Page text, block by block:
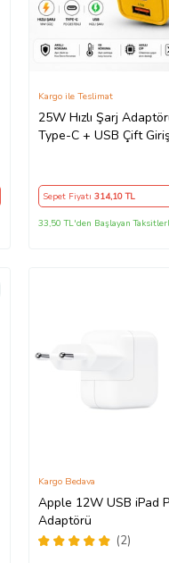
25W Hızlı Şarj
Type-C + USB Çift
Kargo ile Teslimat
Sepet Fiyatı 314,10 TL
33,50 TL'den Başlayan
Apple 12W USB iPad
Adaptörü
(2)
Kargo Bedava